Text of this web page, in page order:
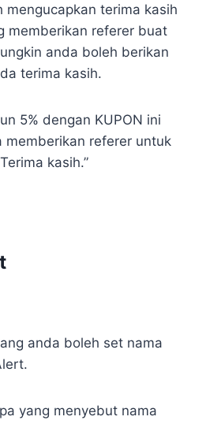
mengucapkan terima kasih
memberikan referer buat
anda boleh berikan
terima kasih.
5% dengan KUPON ini
memberikan referer untuk
kasih.”
anda boleh set nama
yang menyebut nama